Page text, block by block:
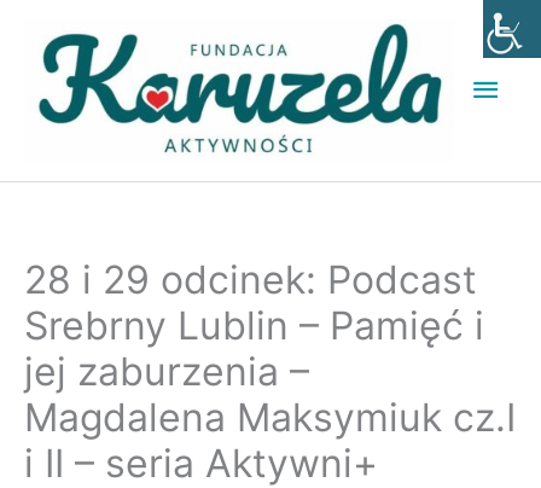
treści
28 i 29 odcinek: Podcast
Srebrny Lublin – Pamięć i
jej zaburzenia –
Magdalena Maksymiuk cz.I
i II – seria Aktywni+